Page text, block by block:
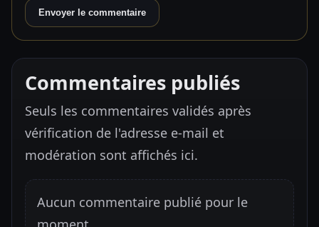
Envoyer le commentaire
Commentaires publiés
Seuls les commentaires validés après
vérification de l'adresse e-mail et
modération sont affichés ici.
Aucun commentaire publié pour le